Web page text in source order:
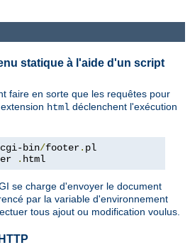
statique à l'aide d'un script
faire en sorte que les requêtes pour
html déclenchent l'exécution
cgi-bin/footer.
. html
se charge d'envoyer le document
par la variable d'environnement
tous ajout ou modification voulus.